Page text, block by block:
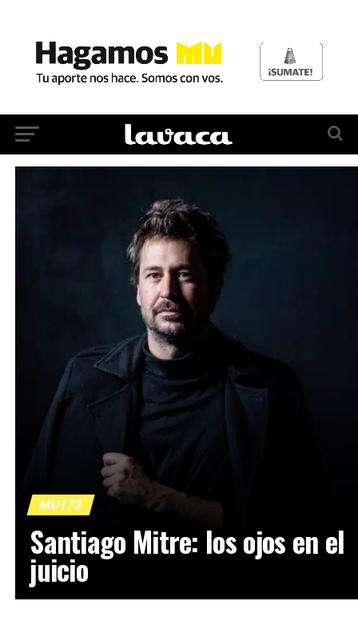
MU173
Santiago Mitre: los ojos en el
juicio